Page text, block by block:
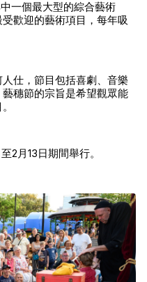
一個最大型的綜合藝術
歡迎的藝術項目，每年吸
仕，節目包括喜劇、音樂
穗節的宗旨是希望觀眾能
2月13日期間舉行。